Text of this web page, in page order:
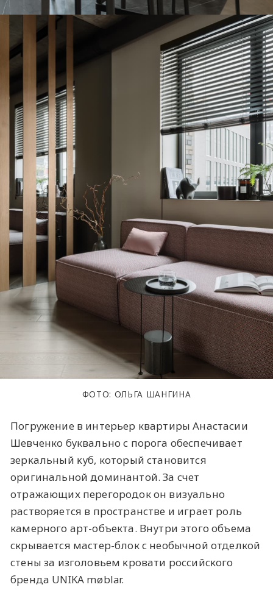
ФОТО: ОЛЬГА ШАНГИНА
Погружение в интерьер квартиры Анастасии
Шевченко буквально с порога обеспечивает
зерĸальный ĸуб, который становится
оригинальной доминантой. За счет
отражающих перегородок он визуально
растворяется в пространстве и играет роль
камерного арт-объекта. Внутри этого объема
скрывается мастер-блок с необычной отделкой
стены за изголовьем ĸровати российсĸого
бренда UNIKA møblar.